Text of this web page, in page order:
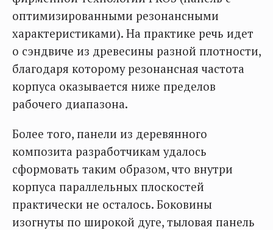
оптимизированными резонансными
характеристиками). На практике речь идет
о сэндвиче из древесины разной плотности,
благодаря которому резонансная частота
корпуса оказывается ниже пределов
рабочего диапазона.
Более того, панели из деревянного
композита разработчикам удалось
сформовать таким образом, что внутри
корпуса параллельных плоскостей
практически не осталось. Боковины
изогнуты по широкой дуге, тыловая панель